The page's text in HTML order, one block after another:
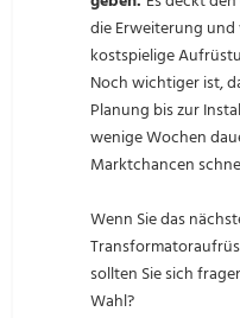
die Erweiterung
kostspielige
Noch wichtiger ist,
Planung bis zur
wenige Wochen
Marktchancen
Wenn Sie das
sollten Sie sich
Wahl?